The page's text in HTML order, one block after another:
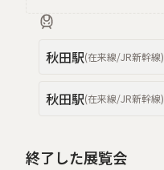
秋田駅(在来線/JR新幹線)
秋田駅(在来線/JR新幹線)
終了した展覧会